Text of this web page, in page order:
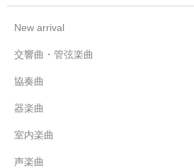
New arrival
交響曲・管弦楽曲
協奏曲
器楽曲
室内楽曲
声楽曲